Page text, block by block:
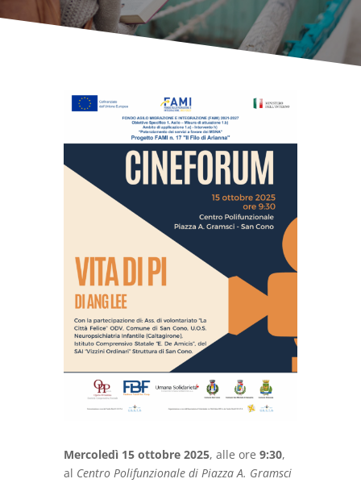
Mercoledì 15 ottobre 2025, alle ore 9:30,
al Centro Polifunzionale di Piazza A. Gramsci